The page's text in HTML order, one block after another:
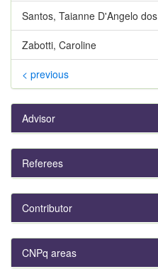
Santos, Taianne D'Angelo dos
Zabotti, Caroline
< previous
Advisor
Referees
Contributor
CNPq areas